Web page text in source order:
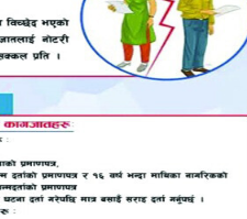
मनोरञ्जन केन्द्रमा
ठूलो संख्यामा पानीजहाज,
हजार जना घाइते भएका थिए।
फ्रेंकलिन रुजवेल्टले पनि